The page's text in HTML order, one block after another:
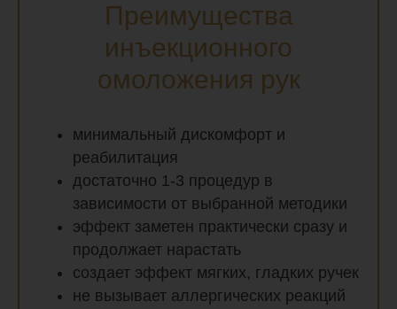
Преимущества
инъекционного
омоложения рук
минимальный дискомфорт и
реабилитация
достаточно 1-3 процедур в
зависимости от выбранной методики
эффект заметен практически сразу и
продолжает нарастать
создает эффект мягких, гладких ручек
не вызывает аллергических реакций